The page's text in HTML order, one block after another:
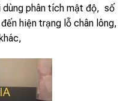
phân tích mật độ, số
hiện trạng lỗ chân lông,